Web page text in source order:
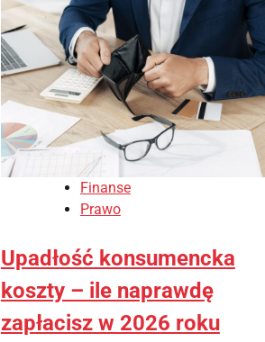
Finanse
Prawo
Upadłość konsumencka
koszty – ile naprawdę
zapłacisz w 2026 roku